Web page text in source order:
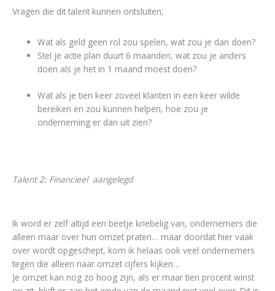
Vragen die dit talent kunnen ontsluiten;
Wat als geld geen rol zou spelen, wat zou je dan doen?
Stel je actie plan duurt 6 maanden, wat zou je anders
doen als je het in 1 maand moest doen?
Wat als je tien keer zoveel klanten in een keer wilde
bereiken en zou kunnen helpen, hoe zou je
onderneming er dan uit zien?
Talent 2: Financieel aangelegd
Ik word er zelf altijd een beetje kriebelig van, ondernemers die
alleen maar over hun omzet praten… maar doordat hier vaak
over wordt opgeschept, kom ik helaas ook veel ondernemers
tegen die alleen naar omzet cijfers kijken…
Je omzet kan nog zo hoog zijn, als er maar tien procent winst